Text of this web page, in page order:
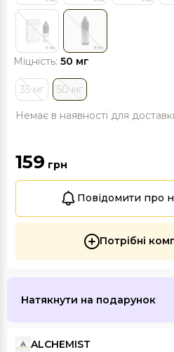
Міцність: 50 мг
35 мг 50 мг
Немає в наявності для
159 грн
Повідомити про
Потрібні
Натякнути на подарунок
ALCHEMIST